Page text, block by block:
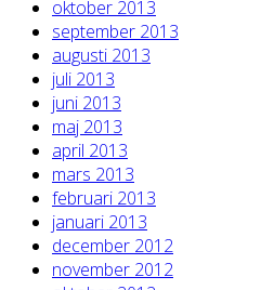
oktober 2013
september 2013
augusti 2013
juli 2013
juni 2013
maj 2013
april 2013
mars 2013
februari 2013
januari 2013
december 2012
november 2012